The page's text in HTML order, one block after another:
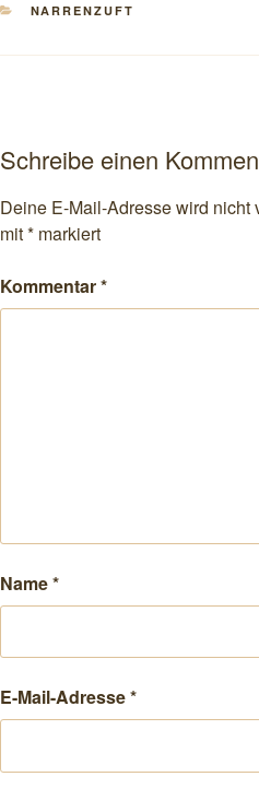
KATEGORIEN
NARRENZUFT
Schreibe einen
Deine E-Mail-Adresse wird nicht
mit* markiert
Kommentar*
Name*
E-Mail-Adresse*